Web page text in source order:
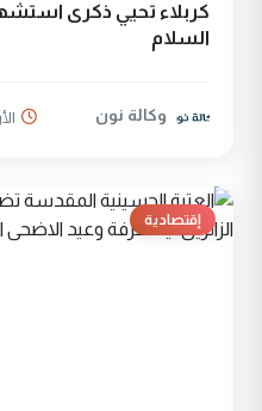
كربلاء تحيي ذكرى
السلام
وكالة نون
إقتصادية